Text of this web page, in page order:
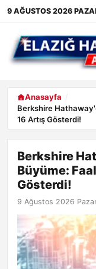
9 AĞUSTOS 2026
ANASAYFA
GÜNDEM
SAĞLIK
ALIŞVERIŞ
Anasayfa
Berkshire
16 Artış Gösterdi!
Berkshire
Büyüme:
Gösterdi!
9 Ağustos 2026 Pazar